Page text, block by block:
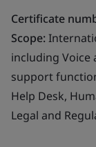
Certificate
Scope:
including Voice
support
Help Desk,
Legal and